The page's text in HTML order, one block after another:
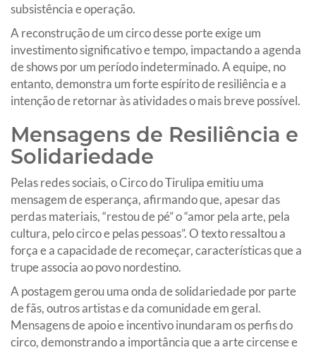
subsistência e operação.
A reconstrução de um circo desse porte exige um
investimento significativo e tempo, impactando a agenda
de shows por um período indeterminado. A equipe, no
entanto, demonstra um forte espírito de resiliência e a
intenção de retornar às atividades o mais breve possível.
Mensagens de Resiliência e
Solidariedade
Pelas redes sociais, o Circo do Tirulipa emitiu uma
mensagem de esperança, afirmando que, apesar das
perdas materiais, “restou de pé” o “amor pela arte, pela
cultura, pelo circo e pelas pessoas”. O texto ressaltou a
força e a capacidade de recomeçar, características que a
trupe associa ao povo nordestino.
A postagem gerou uma onda de solidariedade por parte
de fãs, outros artistas e da comunidade em geral.
Mensagens de apoio e incentivo inundaram os perfis do
circo, demonstrando a importância que a arte circense e